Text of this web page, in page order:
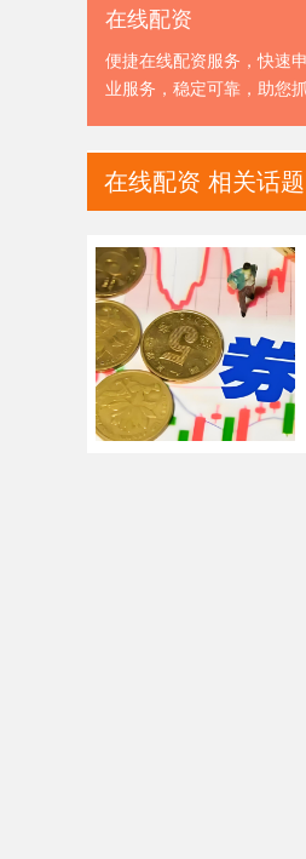
在线配资
便捷在线配资服务，快速
业服务，稳定可靠，助您
在线配资 相关话题